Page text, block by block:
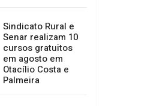
Sindicato Rural e
Senar realizam 10
cursos gratuitos
em agosto em
Otacílio Costa e
Palmeira